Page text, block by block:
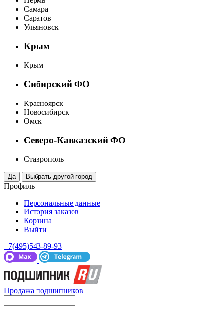
Самара
Саратов
Ульяновск
Крым
Крым
Сибирский ФО
Красноярск
Новосибирск
Омск
Северо-Кавказский ФО
Ставрополь
Профиль
Персональные данные
История заказов
Корзина
Выйти
+7(495)543-89-93
Продажа подшипников